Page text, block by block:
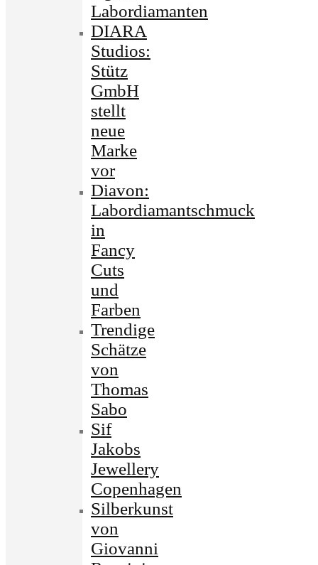
Labordiamanten
DIARA
Studios:
Stütz
GmbH
stellt
neue
Marke
vor
Diavon:
Labordiamantschmuck
in
Fancy
Cuts
und
Farben
Trendige
Schätze
von
Thomas
Sabo
Sif
Jakobs
Jewellery
Copenhagen
Silberkunst
von
Giovanni